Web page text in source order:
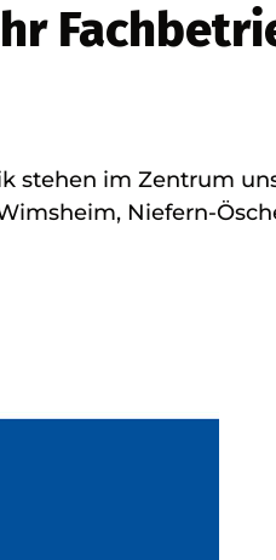
stehen im Zentrum
Niefern-